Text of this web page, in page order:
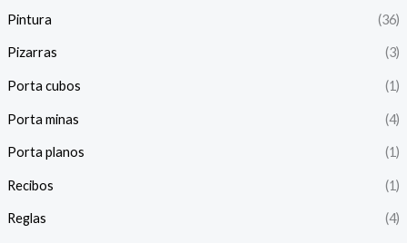
Pintura (36)
Pizarras (3)
Porta cubos (1)
Porta minas (4)
Porta planos (1)
Recibos (1)
Reglas (4)